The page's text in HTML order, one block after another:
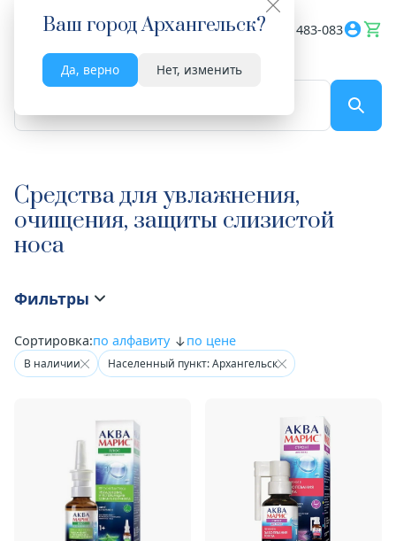
Ваш городАрхангельск?
Да, верно Нет, изменить
Весь сайт 8182 483-083
Средства для увлажнения,
очищения, защиты слизистой
носа
Фильтры
Сортировка:по алфавиту по цене
В наличии Населенный пункт: Архангельск